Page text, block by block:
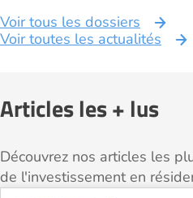
Voir tous les dossiers
Voir toutes les actualités
Articles les + lus
Découvrez nos articles les
de l'investissement en